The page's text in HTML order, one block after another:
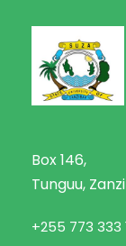
Box 146,
Tunguu,
+255 773 333